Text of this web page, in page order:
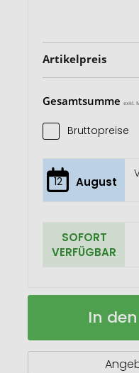
Artikelpreis
Gesamtsumme exkl.
Bruttopreise
12 August
SOFORT
VERFÜGBAR
Trikona
Auf
In